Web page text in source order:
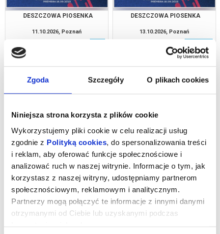
Zgoda Szczegóły O plikach cookies
Niniejsza strona korzysta z plików cookie
Wykorzystujemy pliki cookie w celu realizacji usług
zgodnie z Polityką cookies , do spersonalizowania treści
i reklam, aby oferować funkcje społecznościowe i
analizować ruch w naszej witrynie. Informacje o tym, jak
korzystasz z naszej witryny, udostępniamy partnerom
społecznościowym, reklamowym i analitycznym.
Partnerzy mogą połączyć te informacje z innymi danymi
otrzymanymi od Ciebie lub uzyskanymi podczas
DESZCZOWA PIOSENKA
11.10.2026, Poznań
DESZCZOWA PIOSENKA
13.10.2026, Poznań
DESZCZOWA PIOSENKA
14.10.2026, Poznań
info
DESZCZOWA PIOSENKA
15.10.2026, Poznań
kup bilet